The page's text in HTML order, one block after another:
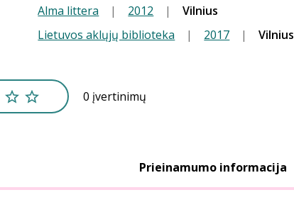
Alma littera | 2012 |
Vilnius
Lietuvos aklųjų biblioteka | 2017 | Vilnius
0 įvertinimų
Prieinamumo informacija